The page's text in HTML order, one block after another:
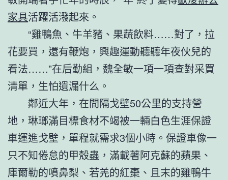
家具活躍活潑起來。
“雞鴨魚、牛羊豬、果蔬飲料……對了，拉
花要買，還有鞭炮，興趣運動聽聽年夜伙兒的
看法……”在后勤組，魏全敏一項一項查對采買
清單，生怕遺漏什么。
鄰近大年，在間隔戈壁50公里的支持營
地，琳瑯滿目標食材不竭被一輛白色生涯保證
車運進戈壁，單程就需求3個小時。保證車像一
只不知倦怠的甲殼蟲，滿載著阿克蘇的蘋果、
庫爾勒的噴鼻梨、若羌的紅棗、且末的雞鴨牛